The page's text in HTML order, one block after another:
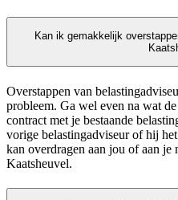
Kan ik gemakkelijk
Overstappen van
probleem. Ga wel even na wat
contract met je bestaande
vorige belastingadviseur of hij
kan overdragen aan jou of aan
Kaatsheuvel.